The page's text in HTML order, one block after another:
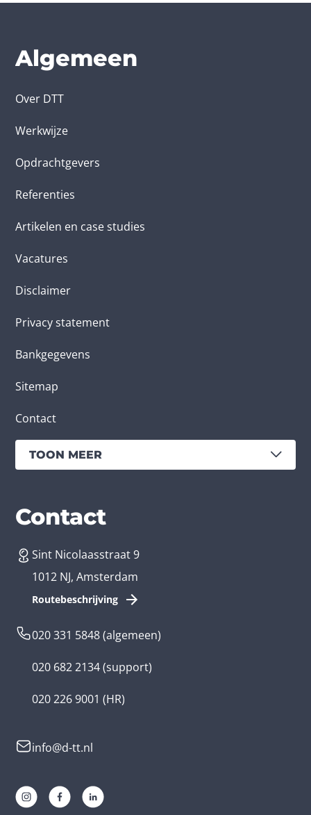
Algemeen
Over DTT
Werkwijze
Opdrachtgevers
Referenties
Artikelen en case studies
Vacatures
Disclaimer
Privacy statement
Bankgegevens
Sitemap
Contact
TOON MEER
Diensten
App laten maken
Hybride app
Branches
Bedrijfsapp
Community app
Contact
Sint Nicolaasstraat 9
1012 NJ, Amsterdam
Routebeschrijving
020 331 5848(algemeen)
020 682 2134(support)
020 226 9001 (HR)
info@d-tt.nl